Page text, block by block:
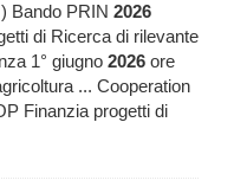
Bando PRIN 2026
di Ricerca di rilevante
1° giugno 2026 ore
... Cooperation
Finanzia progetti di